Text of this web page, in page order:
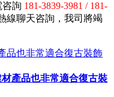
咨詢 181-3839-3981 / 181-
線聊天咨詢，我司將竭
產品也非常適合復古裝